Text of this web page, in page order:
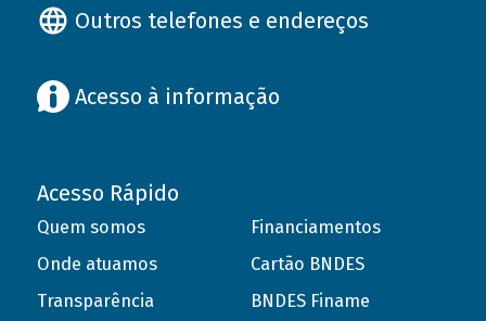
Outros telefones e endereços
Acesso à informação
Acesso Rápido
Quem somos
Onde atuamos
Transparência
Financiamentos
Cartão BNDES
BNDES Finame